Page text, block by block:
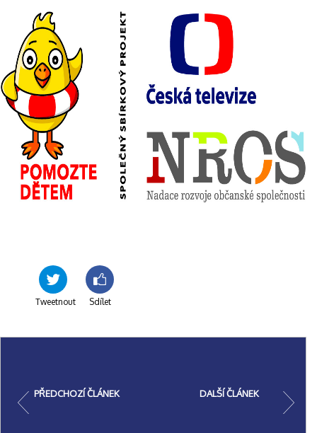
Tweetnout Sdílet
PŘEDCHOZÍ ČLÁNEK DALŠÍ ČLÁNEK